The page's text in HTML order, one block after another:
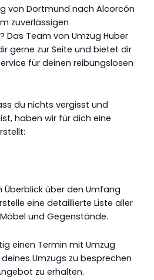
von Dortmund nach Alcorcón
zuverlässigen
Das Team von Umzug Huber
gerne zur Seite und bietet dir
für deinen reibungslosen
du nichts vergisst und
haben wir für dich eine
über den Umfang
eine detaillierte Liste aller
und Gegenstände.
einen Termin mit Umzug
Umzugs zu besprechen
zu erhalten.